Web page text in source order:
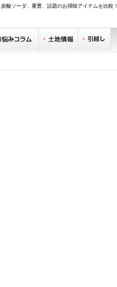
酸ソーダ、重曹、話題のお掃除アイテムを比較！
やすい街サーチ